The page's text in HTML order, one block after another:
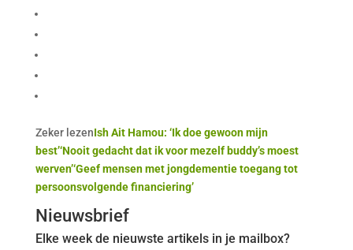
Zeker lezenIsh Ait Hamou: ‘Ik doe gewoon mijn
best’‘Nooit gedacht dat ik voor mezelf buddy’s moest
werven’‘Geef mensen met jongdementie toegang tot
persoonsvolgende financiering’
Nieuwsbrief
Elke week de nieuwste artikels in je mailbox?